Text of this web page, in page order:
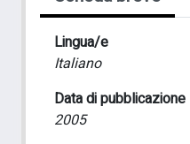
Lingua/e
Italiano
Data di pubblicazione
2005